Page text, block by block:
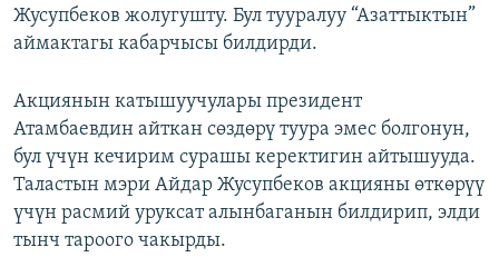
Жусупбеков жолугушту. Бул тууралуу “Азаттыктын”
аймактагы кабарчысы билдирди.
Акциянын катышуучулары президент
Атамбаевдин айткан сөздөрү туура эмес болгонун,
бул үчүн кечирим сурашы керектигин айтышууда.
Таластын мэри Айдар Жусупбеков акцияны өткөрүү
үчүн расмий уруксат алынбаганын билдирип, элди
тынч тароого чакырды.